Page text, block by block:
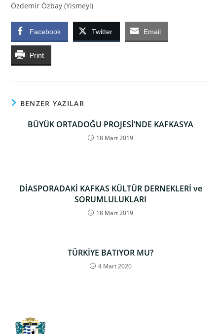
Özdemir Özbay (Yismeyl)
Facebook Twitter Email
Print
BENZER YAZILAR
BÜYÜK ORTADOĞU PROJESİ’NDE KAFKASYA
18 Mart 2019
DİASPORADAKİ KAFKAS KÜLTÜR DERNEKLERİ ve
SORUMLULUKLARI
18 Mart 2019
TÜRKİYE BATIYOR MU?
4 Mart 2020